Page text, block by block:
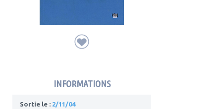
INFORMATIONS
Sortie le : 2/11/04